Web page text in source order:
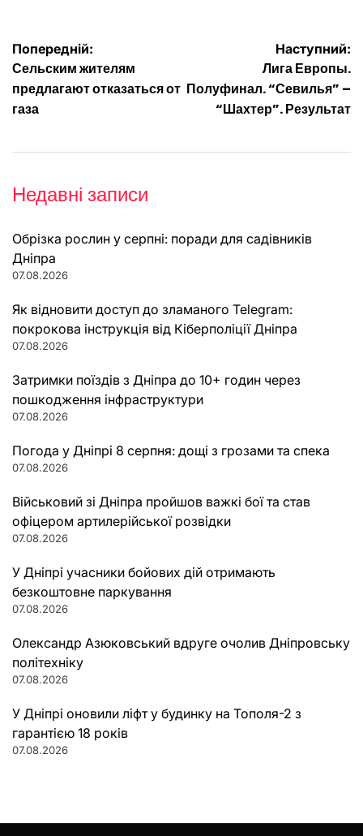
Навігація
записів
Попередній:
Сельским жителям
предлагают отказаться от
газа
Наступний:
Лига Европы.
Полуфинал. “Севилья” –
“Шахтер”. Результат
Недавні записи
Обрізка рослин у серпні: поради для садівників
Дніпра
07.08.2026
Як відновити доступ до зламаного Telegram:
покрокова інструкція від Кіберполіції Дніпра
07.08.2026
Затримки поїздів з Дніпра до 10+ годин через
пошкодження інфраструктури
07.08.2026
Погода у Дніпрі 8 серпня: дощі з грозами та спека
07.08.2026
Військовий зі Дніпра пройшов важкі бої та став
офіцером артилерійської розвідки
07.08.2026
У Дніпрі учасники бойових дій отримають
безкоштовне паркування
07.08.2026
Олександр Азюковський вдруге очолив Дніпровську
політехніку
07.08.2026
У Дніпрі оновили ліфт у будинку на Тополя-2 з
гарантією 18 років
07.08.2026